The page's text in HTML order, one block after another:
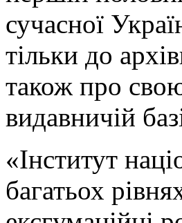
сучасної
тільки до
також про
видавничій
«Інститут
багатьох